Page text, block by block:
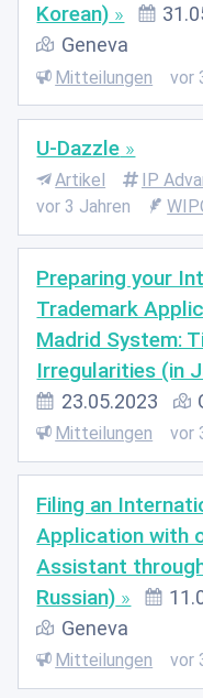
Korean)
Geneva
Mitteilungen vor
U-Dazzle
Artikel
IP
vor 3 Jahren
Preparing your
Trademark
Madrid System:
Irregularities (in
23.05.2023
Mitteilungen vor
Filing an
Application with
Assistant
Russian)
Geneva
Mitteilungen vor